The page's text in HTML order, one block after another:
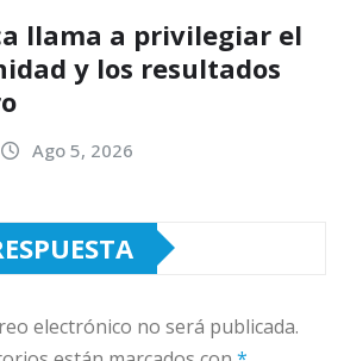
llama a privilegiar el
y los resultados
Ago 5, 2026
electrónico no será publicada.